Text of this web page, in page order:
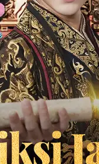
Keluarga Panglima
rugi. Tak lama
lalu masuk ke rumah
Melihat ada
Lintang dan menyusup
mulai
mantan pacarnya,
memulai jalan
tipu daya.
perkotaan